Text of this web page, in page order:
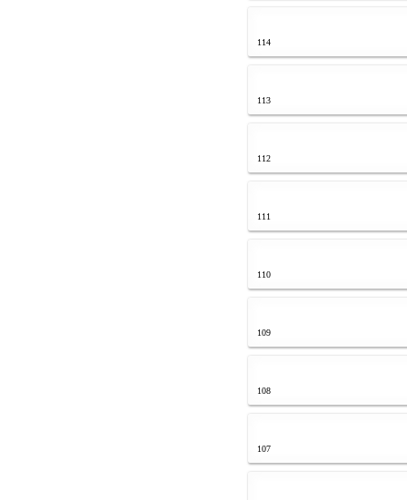
114
113
112
111
110
109
108
107